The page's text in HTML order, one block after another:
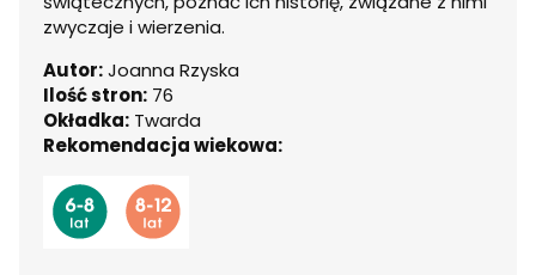
zwyczaje i wierzenia.
Autor:Joanna Rzyska
Ilość stron: 76
Okładka: Twarda
Rekomendacja wiekowa: